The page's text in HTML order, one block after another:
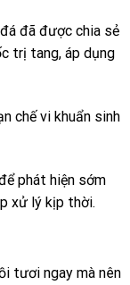
đã được chia sẻ
trị tang, áp dụng
chế vi khuẩn sinh
phát hiện sớm
xử lý kịp thời.
tươi ngay mà nên